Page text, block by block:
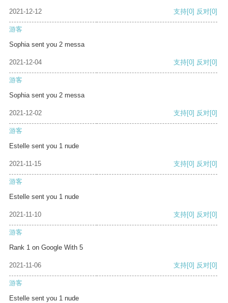
2021-12-12 支持[0] 反对[0]
游客
Sophia sent you 2 messa
2021-12-04 支持[0] 反对[0]
游客
Sophia sent you 2 messa
2021-12-02 支持[0] 反对[0]
游客
Estelle sent you 1 nude
2021-11-15 支持[0] 反对[0]
游客
Estelle sent you 1 nude
2021-11-10 支持[0] 反对[0]
游客
Rank 1 on Google With 5
2021-11-06 支持[0] 反对[0]
游客
Estelle sent you 1 nude